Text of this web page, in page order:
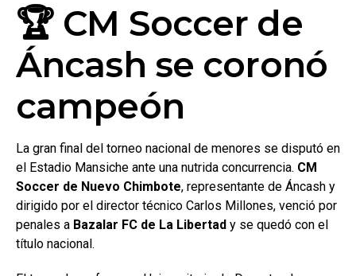
🏆 CM Soccer de
Áncash se coronó
campeón
La gran final del torneo nacional de menores se disputó en
el Estadio Mansiche ante una nutrida concurrencia. CM
Soccer de Nuevo Chimbote, representante de Áncash y
dirigido por el director técnico Carlos Millones, venció por
penales a Bazalar FC de La Libertad y se quedó con el
título nacional.